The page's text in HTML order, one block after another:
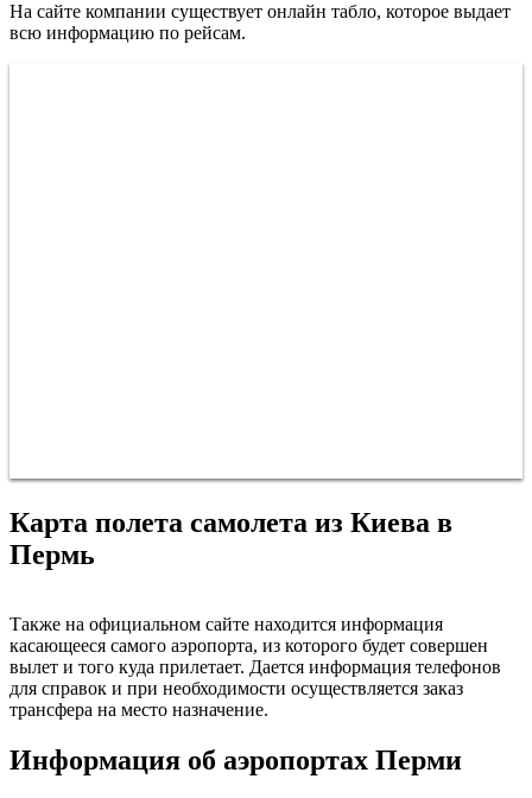
На сайте компании существует онлайн табло, которое выдает
всю информацию по рейсам.
Карта полета самолета из Киева в
Пермь
Также на официальном сайте находится информация
касающееся самого аэропорта, из которого будет совершен
вылет и того куда прилетает. Дается информация телефонов
для справок и при необходимости осуществляется заказ
трансфера на место назначение.
Информация об аэропортах Перми